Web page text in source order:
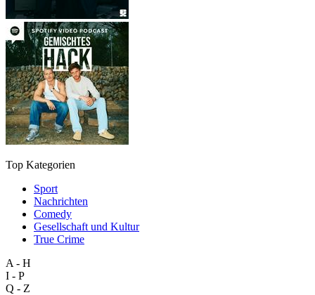
Top Kategorien
Sport
Nachrichten
Comedy
Gesellschaft und Kultur
True Crime
A - H
I - P
Q - Z